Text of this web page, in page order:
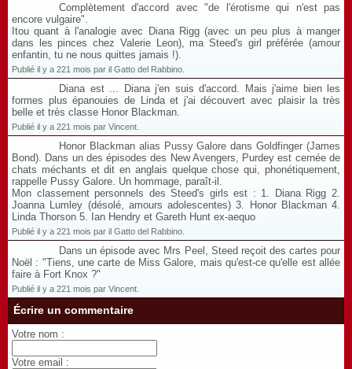
Complètement d'accord avec "de l'érotisme qui n'est pas
encore vulgaire".
Itou quant à l'analogie avec Diana Rigg (avec un peu plus à manger
dans les pinces chez Valerie Leon), ma Steed's girl préférée (amour
enfantin, tu ne nous quittes jamais !).
Publié il y a 221 mois par il Gatto del Rabbino.
Diana est ... Diana j'en suis d'accord. Mais j'aime bien les
formes plus épanouies de Linda et j'ai découvert avec plaisir la très
belle et très classe Honor Blackman.
Publié il y a 221 mois par Vincent.
Honor Blackman alias Pussy Galore dans Goldfinger (James
Bond). Dans un des épisodes des New Avengers, Purdey est cernée de
chats méchants et dit en anglais quelque chose qui, phonétiquement,
rappelle Pussy Galore. Un hommage, paraît-il.
Mon classement personnels des Steed's girls est : 1. Diana Rigg 2.
Joanna Lumley (désolé, amours adolescentes) 3. Honor Blackman 4.
Linda Thorson 5. Ian Hendry et Gareth Hunt ex-aequo
Publié il y a 221 mois par il Gatto del Rabbino.
Dans un épisode avec Mrs Peel, Steed reçoit des cartes pour
Noël : "Tiens, une carte de Miss Galore, mais qu'est-ce qu'elle est allée
faire à Fort Knox ?"
Publié il y a 221 mois par Vincent.
Écrire un commentaire
Votre nom :
Votre email :